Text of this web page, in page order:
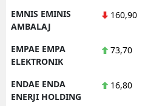
EMNIS EMINIS
AMBALAJ
160,90
EMPAE EMPA
ELEKTRONIK
73,70
ENDAE ENDA
ENERJI HOLDING
16,80